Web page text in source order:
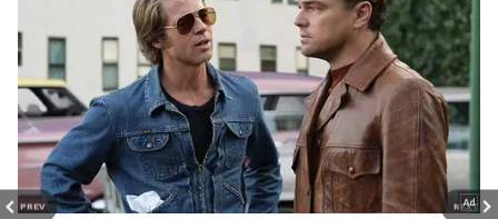
PREV NEXT
இதைக் கண்டித்து அதிபர் கோத்தபய
ராஜபக்ச வீட்டை பொதுமக்கள்
முற்றுகையிட்டு நடத்திய போராட்டத்தில்